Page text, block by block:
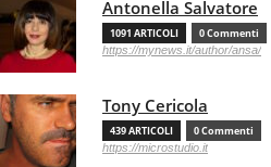
Antonella Salvatore
1091 ARTICOLI 0 Commenti
https://mynews.it/author/ansa/
Tony Cericola
439 ARTICOLI 0 Commenti
https://microstudio.it